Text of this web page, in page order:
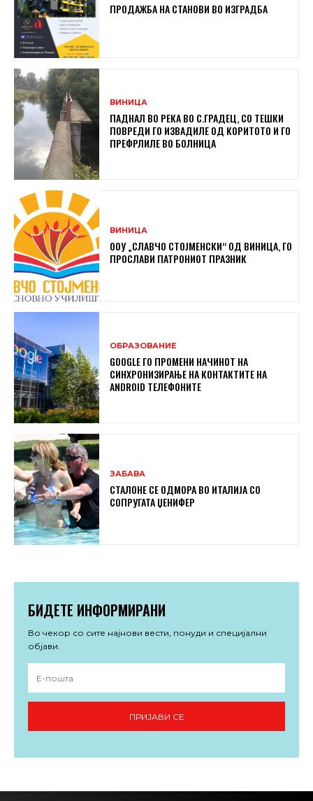
ПРОДАЖБА НА СТАНОВИ ВО ИЗГРАДБА
ВИНИЦА
ПАДНАЛ ВО РЕКА ВО С.ГРАДЕЦ, СО ТЕШКИ
ПОВРЕДИ ГО ИЗВАДИЛЕ ОД КОРИТОТО И ГО
ПРЕФРЛИЛЕ ВО БОЛНИЦА
ВИНИЦА
ООУ „СЛАВЧО СТОЈМЕНСКИ“ ОД ВИНИЦА, ГО
ПРОСЛАВИ ПАТРОНИОТ ПРАЗНИК
ОБРАЗОВАНИЕ
GOOGLE ГО ПРОМЕНИ НАЧИНОТ НА
СИНХРОНИЗИРАЊЕ НА КОНТАКТИТЕ НА
ANDROID ТЕЛЕФОНИТЕ
ЗАБАВА
СТАЛОНЕ СЕ ОДМОРА ВО ИТАЛИЈА СО
СОПРУГАТА ЏЕНИФЕР
БИДЕТЕ ИНФОРМИРАНИ
Во чекор со сите најнови вести, понуди и специјални
објави.
ПРИЈАВИ СЕ